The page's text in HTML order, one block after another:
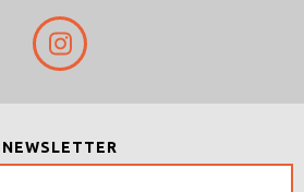
NEWSLETTER